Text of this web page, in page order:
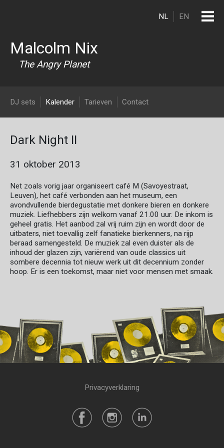
Malcolm Nix
The Angry Planet
NL EN
DJ Malcolm Nix
DJ sets Kalender Tarieven Contact
Dark Night II
31 oktober 2013
Net zoals vorig jaar organiseert café M (Savoyestraat,
Leuven), het café verbonden aan het museum, een
avondvullende bierdegustatie met donkere bieren en donkere
muziek. Liefhebbers zijn welkom vanaf 21.00 uur. De inkom is
geheel gratis. Het aanbod zal vrij ruim zijn en wordt door de
uitbaters, niet toevallig zelf fanatieke bierkenners, na rijp
beraad samengesteld. De muziek zal even duister als de
inhoud der glazen zijn, variërend van oude classics uit
sombere decennia tot nieuw werk uit dit decennium zonder
hoop. Er is een toekomst, maar niet voor mensen met smaak.
Privacyverklaring